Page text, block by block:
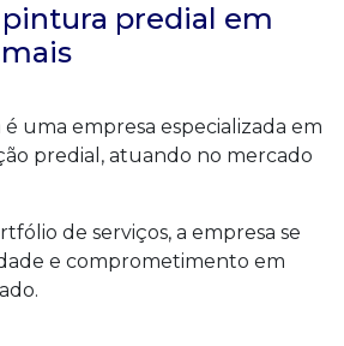
predial em
uma empresa especializada em
predial, atuando no mercado
de serviços, a empresa se
e comprometimento em